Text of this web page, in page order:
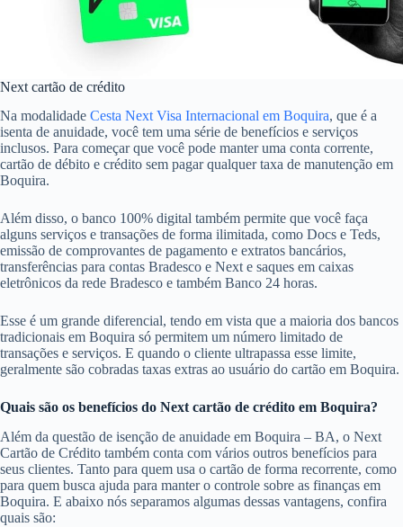
Next cartão de crédito
Na modalidade Cesta Next Visa Internacional em Boquira, que é a
isenta de anuidade, você tem uma série de benefícios e serviços
inclusos. Para começar que você pode manter uma conta corrente,
cartão de débito e crédito sem pagar qualquer taxa de manutenção em
Boquira.
Além disso, o banco 100% digital também permite que você faça
alguns serviços e transações de forma ilimitada, como Docs e Teds,
emissão de comprovantes de pagamento e extratos bancários,
transferências para contas Bradesco e Next e saques em caixas
eletrônicos da rede Bradesco e também Banco 24 horas.
Esse é um grande diferencial, tendo em vista que a maioria dos bancos
tradicionais em Boquira só permitem um número limitado de
transações e serviços. E quando o cliente ultrapassa esse limite,
geralmente são cobradas taxas extras ao usuário do cartão em Boquira.
Quais são os benefícios do Next cartão de crédito em Boquira?
Além da questão de isenção de anuidade em Boquira – BA, o Next
Cartão de Crédito também conta com vários outros benefícios para
seus clientes. Tanto para quem usa o cartão de forma recorrente, como
para quem busca ajuda para manter o controle sobre as finanças em
Boquira. E abaixo nós separamos algumas dessas vantagens, confira
quais são: